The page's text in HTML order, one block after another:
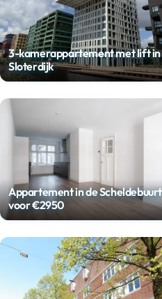
3-kamerappartement met lift in
Sloterdijk
Appartement in de Scheldebuurt
voor €2950